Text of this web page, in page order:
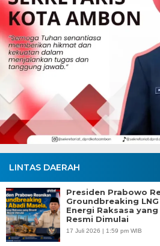
LINTAS DAERAH
Presiden Prabowo
Groundbreaking
Energi Raksasa
Resmi Dimulai
17 Juli 2026 | 1:59 pm WIB